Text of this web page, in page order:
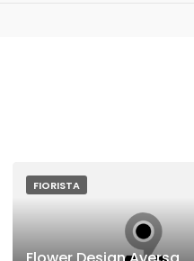
FIORISTA